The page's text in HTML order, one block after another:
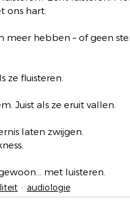
ons hart.
meer hebben – of geen
ze fluisteren.
Juist als ze eruit vallen.
laten zwijgen.
met luisteren.
audiologie